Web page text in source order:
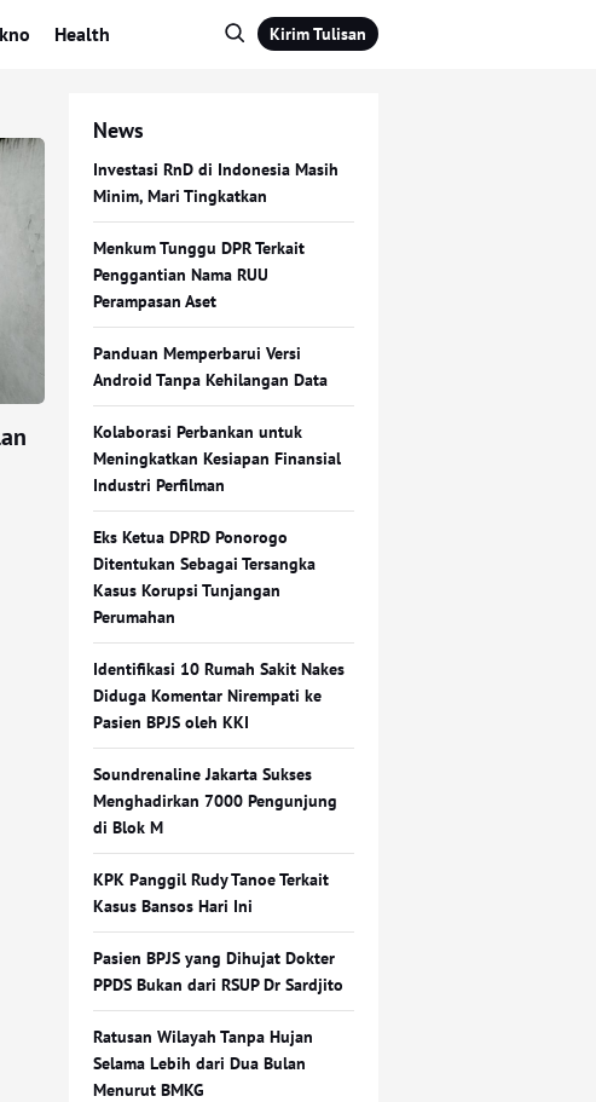
Health Kirim Tulisan
News
Investasi RnD di Indonesia Masih
Minim, Mari Tingkatkan
Menkum Tunggu DPR Terkait
Penggantian Nama RUU
Perampasan Aset
Panduan Memperbarui Versi
Android Tanpa Kehilangan Data
Kolaborasi Perbankan untuk
Meningkatkan Kesiapan Finansial
Industri Perfilman
Eks Ketua DPRD Ponorogo
Ditentukan Sebagai Tersangka
Kasus Korupsi Tunjangan
Perumahan
Identifikasi 10 Rumah Sakit Nakes
Diduga Komentar Nirempati ke
Pasien BPJS oleh KKI
Soundrenaline Jakarta Sukses
Menghadirkan 7000 Pengunjung
di Blok M
KPK Panggil Rudy Tanoe Terkait
Kasus Bansos Hari Ini
Pasien BPJS yang Dihujat Dokter
PPDS Bukan dari RSUP Dr Sardjito
Ratusan Wilayah Tanpa Hujan
Selama Lebih dari Dua Bulan
Menurut BMKG